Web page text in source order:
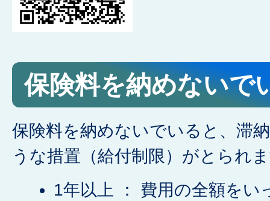
保険料を納めないで
保険料を納めないでいると、滞
うな措置（給付制限）がとられ
1年以上 ： 費用の全額をい